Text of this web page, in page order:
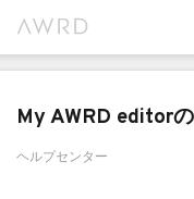
My AWRD editor
ヘルプセンター